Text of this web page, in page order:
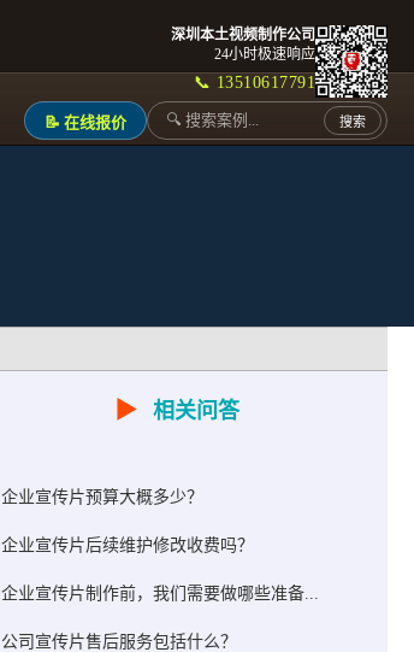
深圳本土视频制作公司
24小时极速响应
📞 13510617791
📝 在线报价 搜索
▶ 相关问答
企业宣传片预算大概多少？
企业宣传片后续维护修改收费吗？
企业宣传片制作前，我们需要做哪些准备...
公司宣传片售后服务包括什么？